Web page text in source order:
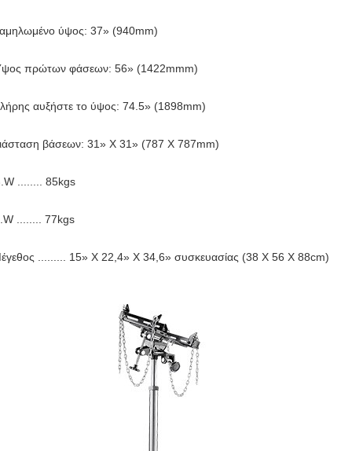
ύψος: 37» (940mm)
πρώτων φάσεων: 56» (1422mmm)
αυξήστε το ύψος: 74.5» (1898mm)
βάσεων: 31» Χ 31» (787 X 787mm)
........ 85kgs
........ 77kgs
......... 15» Χ 22,4» Χ 34,6» συσκευασίας (38 X 56 X 88cm)